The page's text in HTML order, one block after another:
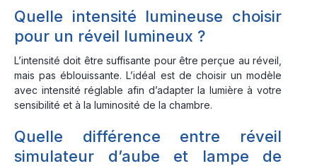
Quelle intensité lumineuse choisir
pour un réveil lumineux ?
L’intensité doit être suffisante pour être perçue au réveil,
mais pas éblouissante. L’idéal est de choisir un modèle
avec intensité réglable afin d’adapter la lumière à votre
sensibilité et à la luminosité de la chambre.
Quelle différence entre réveil
simulateur d’aube et lampe de